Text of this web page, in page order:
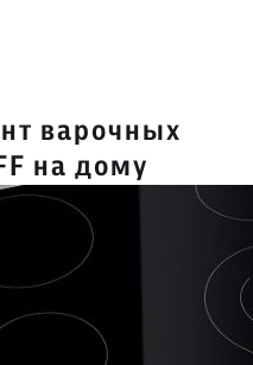
варочных
на дому